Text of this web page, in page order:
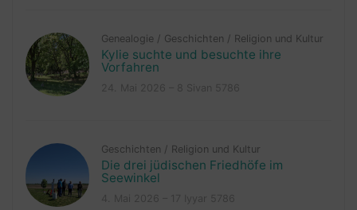
Genealogie / Geschichten / Religion und Kultur
Kylie suchte und besuchte ihre
Vorfahren
Geschichten / Religion und Kultur
Die drei jüdischen Friedhöfe im
Seewinkel